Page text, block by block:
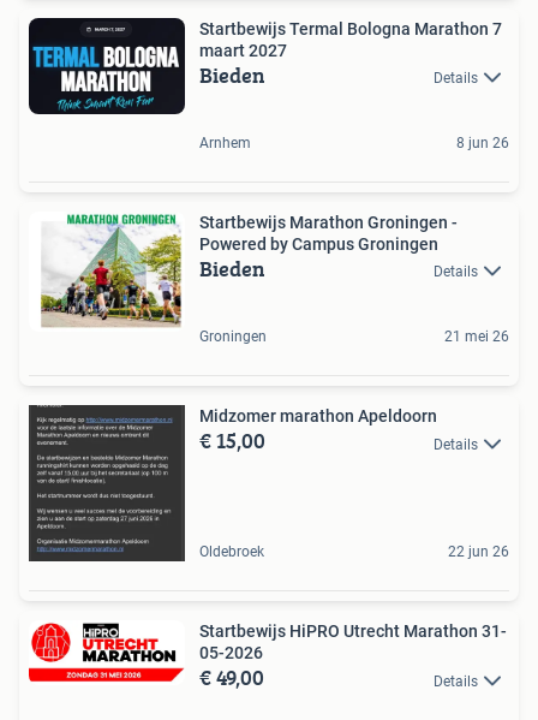
Startbewijs Termal Bologna Marathon 7
maart 2027
Bieden Details
Arnhem 8 jun 26
Startbewijs Marathon Groningen -
Powered by Campus Groningen
Bieden Details
Groningen 21 mei 26
Midzomer marathon Apeldoorn
€ 15,00 Details
Oldebroek 22 jun 26
Startbewijs HiPRO Utrecht Marathon 31-
05-2026
€ 49,00 Details